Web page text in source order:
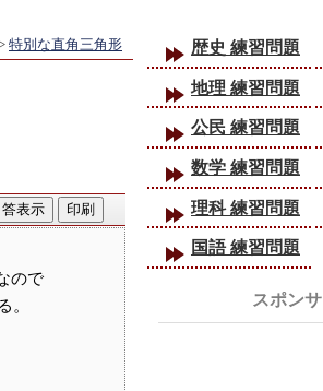
特別な直角三角形 歴史 練習問題
地理 練習問題
公民 練習問題
数学 練習問題
理科 練習問題
国語 練習問題
ので
。